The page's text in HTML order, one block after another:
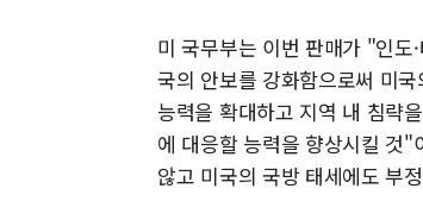
미 국무부는 이번 판매가 "인도
국의 안보를 강화함으로써 미
능력을 확대하고 지역 내 침략
에 대응할 능력을 향상시킬 것"
않고 미국의 국방 태세에도 부